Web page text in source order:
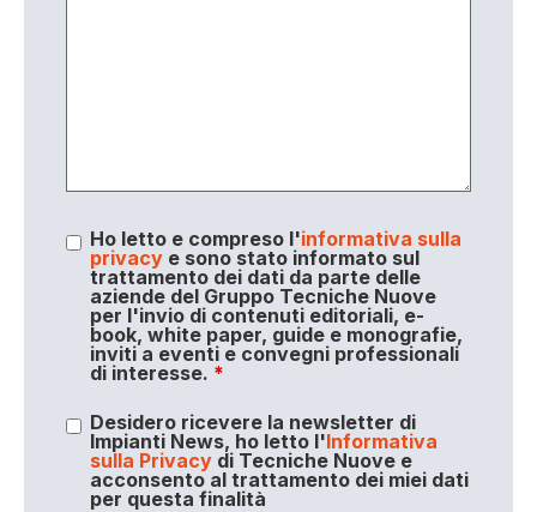
Ho letto e compreso l'informativa sulla
privacye sono stato informato sul
trattamento dei dati da parte delle
aziende del Gruppo Tecniche Nuove
per l'invio di contenuti editoriali, e-
book, white paper, guide e monografie,
inviti a eventi e convegni professionali
di interesse. *
Desidero ricevere la newsletter di
Impianti News, ho letto l'Informativa
sulla Privacydi Tecniche Nuove e
acconsento al trattamento dei miei dati
per questa finalità